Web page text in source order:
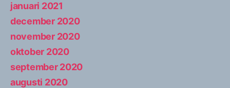
januari 2021
december 2020
november 2020
oktober 2020
september 2020
augusti 2020